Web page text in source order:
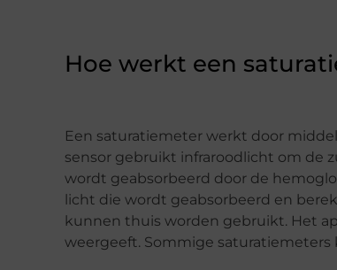
Hoe werkt een
Een saturatiemeter werkt door
sensor gebruikt infraroodlicht om de
wordt geabsorbeerd door de
licht die wordt geabsorbeerd en
kunnen thuis worden gebruikt. Het
weergeeft. Sommige